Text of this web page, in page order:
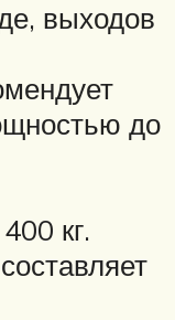
выходов
до
кг.